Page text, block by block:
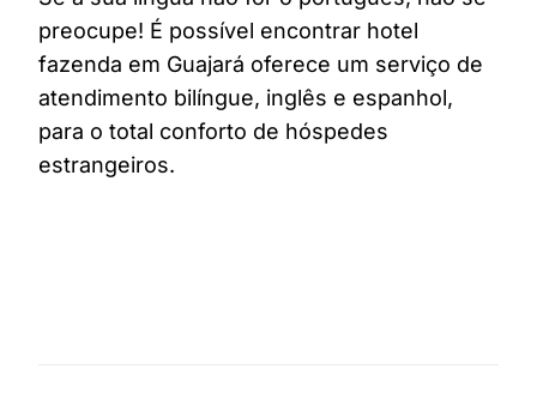
preocupe! É possível encontrar hotel
fazenda em Guajará oferece um serviço de
atendimento bilíngue, inglês e espanhol,
para o total conforto de hóspedes
estrangeiros.